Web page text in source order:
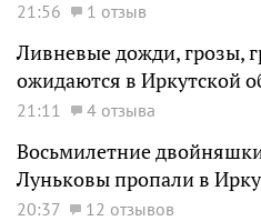
21:56 1 отзыв
Ливневые дожди, грозы,
ожидаются в Иркутской
21:11 4 отзыва
Восьмилетние
Луньковы пропали в
20:37 12 отзывов